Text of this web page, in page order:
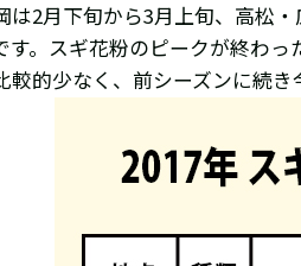
は2月下旬から3月上旬、高松
す。スギ花粉のピークが終わ
較的少なく、前シーズンに続